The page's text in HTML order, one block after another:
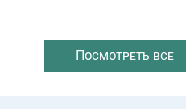
Посмотреть все